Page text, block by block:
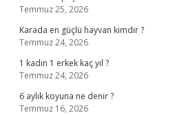
Temmuz 25, 2026
Karada en güçlü hayvan kimdir ?
Temmuz 24, 2026
1 kadın 1 erkek kaç yıl ?
Temmuz 24, 2026
6 aylık koyuna ne denir ?
Temmuz 16, 2026